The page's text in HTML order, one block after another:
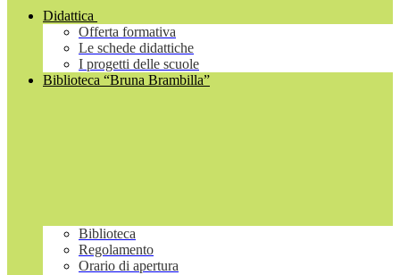
Didattica
Offerta formativa
Le schede didattiche
I progetti delle scuole
Biblioteca “Bruna Brambilla”
Biblioteca
Regolamento
Orario di apertura